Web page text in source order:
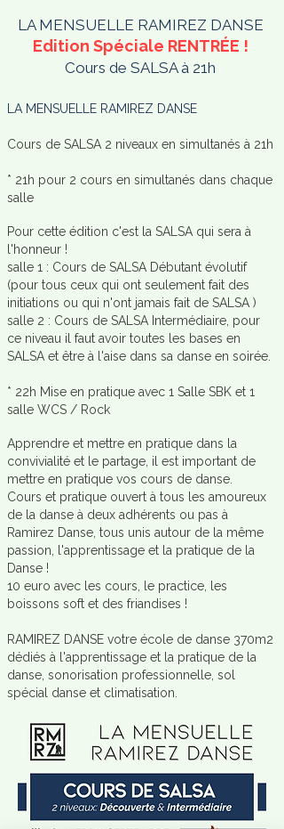
LA MENSUELLE RAMIREZ DANSE
Edition Spéciale RENTRÉE !
Cours de SALSA à 21h
LA MENSUELLE RAMIREZ DANSE
Cours de SALSA 2 niveaux en simultanés à 21h
* 21h pour 2 cours en simultanés dans chaque
salle
Pour cette édition c'est la SALSA qui sera à
l'honneur !
salle 1 : Cours de SALSA Débutant évolutif
(pour tous ceux qui ont seulement fait des
initiations ou qui n'ont jamais fait de SALSA )
salle 2 : Cours de SALSA Intermédiaire, pour
ce niveau il faut avoir toutes les bases en
SALSA et être à l'aise dans sa danse en soirée.
* 22h Mise en pratique avec 1 Salle SBK et 1
salle WCS / Rock
Apprendre et mettre en pratique dans la
convivialité et le partage, il est important de
mettre en pratique vos cours de danse.
Cours et pratique ouvert à tous les amoureux
de la danse à deux adhérents ou pas à
Ramirez Danse, tous unis autour de la même
passion, l'apprentissage et la pratique de la
Danse !
10 euro avec les cours, le practice, les
boissons soft et des friandises !
RAMIREZ DANSE votre école de danse 370m2
dédiés à l'apprentissage et la pratique de la
danse, sonorisation professionnelle, sol
spécial danse et climatisation.